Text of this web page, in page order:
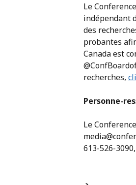
Le
indépendant
des
probantes
Canada est
recherches,
Personne-
Le
613-526-